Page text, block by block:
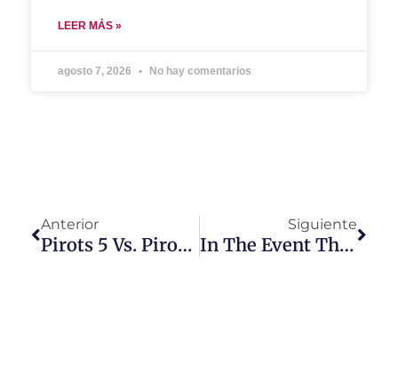
LEER MÁS »
agosto 7, 2026 No hay comentarios
Anterior
Pirots 5 Vs. Pirots 4: Hvilken Version Er Bedst?
Siguiente
In The Event That A Casino Has No Good UKGC Licensing, It Is Immediately Added To Our Blacklist